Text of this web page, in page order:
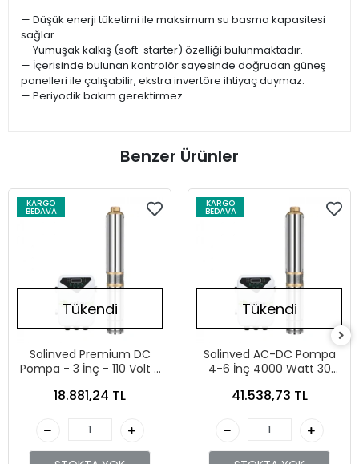
— Düşük enerji tüketimi ile maksimum su basma kapasitesi
sağlar.
— Yumuşak kalkış (soft-starter) özelliği bulunmaktadır.
— İçerisinde bulunan kontrolör sayesinde doğrudan güneş
panelleri ile çalışabilir, ekstra invertöre ihtiyaç duymaz.
— Periyodik bakım gerektirmez.
Benzer Ürünler
KARGO
BEDAVA
Tükendi
Solinved Premium DC
Pompa - 3 İnç - 110 Volt -
Hmax: 155 Mt - Outlet: 1,25
18.881,24 TL
KARGO
BEDAVA
Tükendi
Solinved AC-DC Pompa
4-6 İnç 4000 Watt 30
2
41.538,73 TL